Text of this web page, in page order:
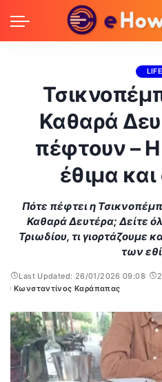
LIFE
Καθαρά
πέφτουν – Η
έθιμα και
Πότε πέφτει η
Καθαρά Δευτέρα; Δείτε
Τριωδίου, τι γιορτάζουμε
των
Last Updated: 26/01/2026 09:08
Posted
Κωνσταντίνος Καράπαπας